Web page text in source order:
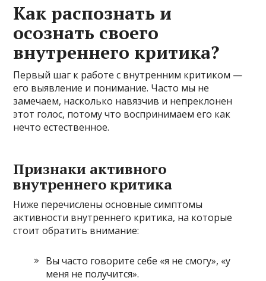
Как распознать и
осознать своего
внутреннего критика?
Первый шаг к работе с внутренним критиком —
его выявление и понимание. Часто мы не
замечаем, насколько навязчив и непреклонен
этот голос, потому что воспринимаем его как
нечто естественное.
Признаки активного
внутреннего критика
Ниже перечислены основные симптомы
активности внутреннего критика, на которые
стоит обратить внимание:
Вы часто говорите себе «я не смогу», «у
меня не получится».